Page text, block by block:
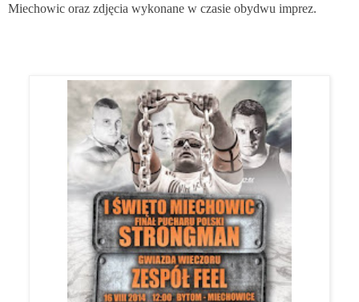
Miechowic oraz zdjęcia wykonane w czasie obydwu imprez.